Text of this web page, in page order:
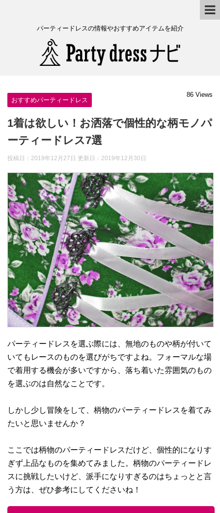
パーティードレスの情報やおすすめアイテムを紹介
おすすめパーティードレス
86 Views
1着は欲しい！お洒落で個性的な柄モノパ
ーティードレス7選
投稿日：2019年12月27日 更新日： 2019年12月30日
パーティードレスを選ぶ際には、無地のものや柄が付いて
いてもレースのものを選びがちですよね。フォーマルな場
で着用する機会が多いですから、落ち着いた雰囲気のもの
を選ぶのは自然なことです。
しかし少し冒険をして、柄物のパーティードレスを着てみ
たいと思いませんか？
ここでは柄物のパーティードレスだけど、個性的になりす
ぎず上品なものを集めてみました。柄物のパーティードレ
スに挑戦したいけど、派手になりすぎるのはちょっとと言
う方は、ぜひ参考にしてくださいね！